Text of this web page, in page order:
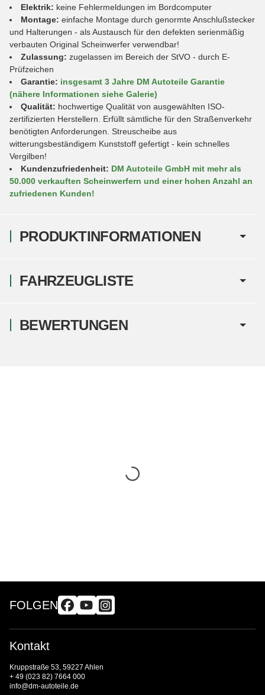
PRODUKTINFORMATIONEN
Elektrik: keine Fehlermeldungen im Bordcomputer
Montage: einfache Montage durch genormte Anschlußstecker
und Halterungen - als Austausch für den defekten serienmäßig
verbauten Original Scheinwerfer verwendbar!
Zulassung: zugelassen im Bereich der StVO - durch E-
Prüfzeichen
Garantie: insgesamt 3 Jahre DM Autoteile Garantie
(nähere Informationen siehe Galerie)
Qualität: hochwertige Qualität von ausgewählten ISO-
zertifizierten Herstellern. Erfüllt sämtliche für den Straßenverkehr
benötigten Anforderungen. Streuscheibe aus
witterungsbeständigem Kunststoff gefertigt - kein schnelles
Vergilben!
Kundenzufriedenheit: DM Autoteile GmbH mit mehr als
50.000 verkauften Scheinwerfern und einer hohen Anzahl an
zufriedenen Kunden!
FAHRZEUGLISTE
BEWERTUNGEN
FOLGEN
Kontakt
Kruppstraße 53, 59227 Ahlen
+ 49 (023 82) 7664 000
info@dm-autoteile.de